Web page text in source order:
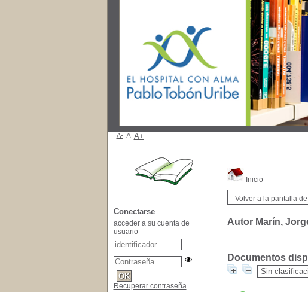
Inicio
Volver a la pantalla
Autor Marín,
Documentos
A- A A+
Conectarse
acceder a su cuenta de
usuario
Recuperar contraseña